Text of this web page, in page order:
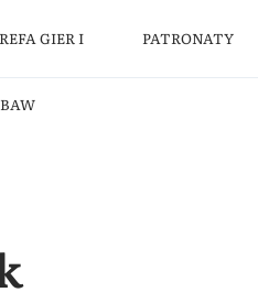
GIER I PATRONATY